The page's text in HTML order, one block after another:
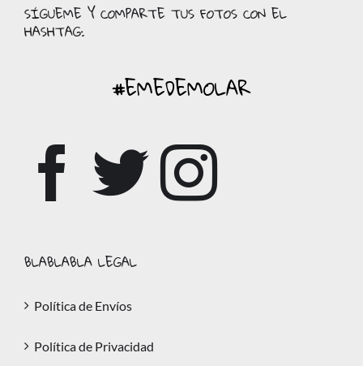
SÍGUEME Y COMPARTE TUS FOTOS CON EL
HASHTAG:
#EMEDEMOLAR
BLABLABLA LEGAL
Política de Envíos
Política de Privacidad